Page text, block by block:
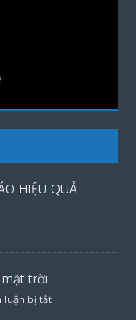
HIỆU QUẢ
trời
luận bị tắt